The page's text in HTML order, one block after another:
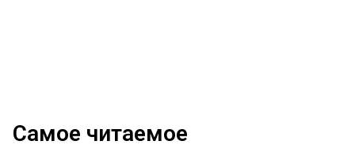
Самое читаемое